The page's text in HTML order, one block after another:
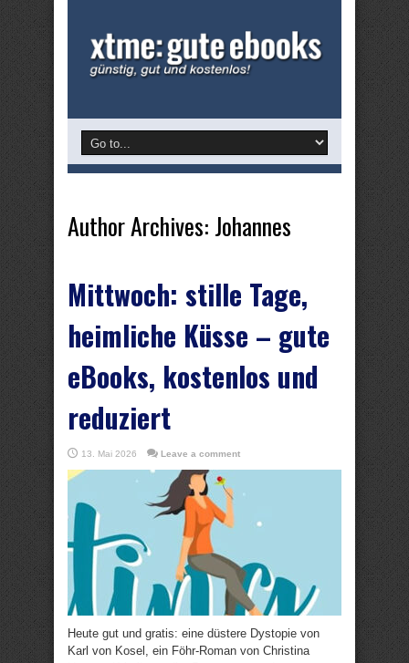
Author Archives: Johannes
Mittwoch: stille Tage,
heimliche Küsse – gute
eBooks, kostenlos und
reduziert
13. Mai 2026 Leave a comment
Heute gut und gratis: eine düstere Dystopie von
Karl von Kosel, ein Föhr-Roman von Christina